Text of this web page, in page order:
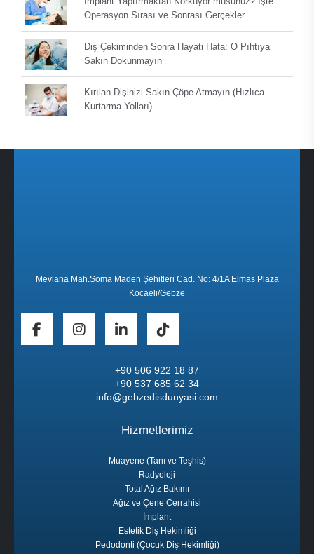
Operasyon Sırası ve Sonrası Gerçekler
Diş Çekiminden Sonra Hayati Hata: O Pıhtıya
Sakın Dokunmayın
Kırılan Dişinizi Sakın Çöpe Atmayın (Hızlıca
Kurtarma Yolları)
Mevlana Mah.Soma Maden Şehitleri Cad. No: 4/1A Elmas Plaza
Kocaeli/Gebze
+90 506 922 18 87
+90 537 685 62 34
info@gebzedisdunyasi.com
Hizmetlerimiz
Muayene (Tanı ve Teşhis)
Radyoloji
Total Ağız Bakımı
Ağız ve Çene Cerrahisi
İmplant
Estetik Diş Hekimliği
Pedodonti (Çocuk Diş Hekimliği)